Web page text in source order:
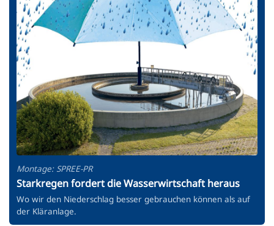
Montage: SPREE-PR
Starkregen fordert die Wasserwirtschaft heraus
Wo wir den Niederschlag besser gebrauchen können als auf
der Kläranlage.